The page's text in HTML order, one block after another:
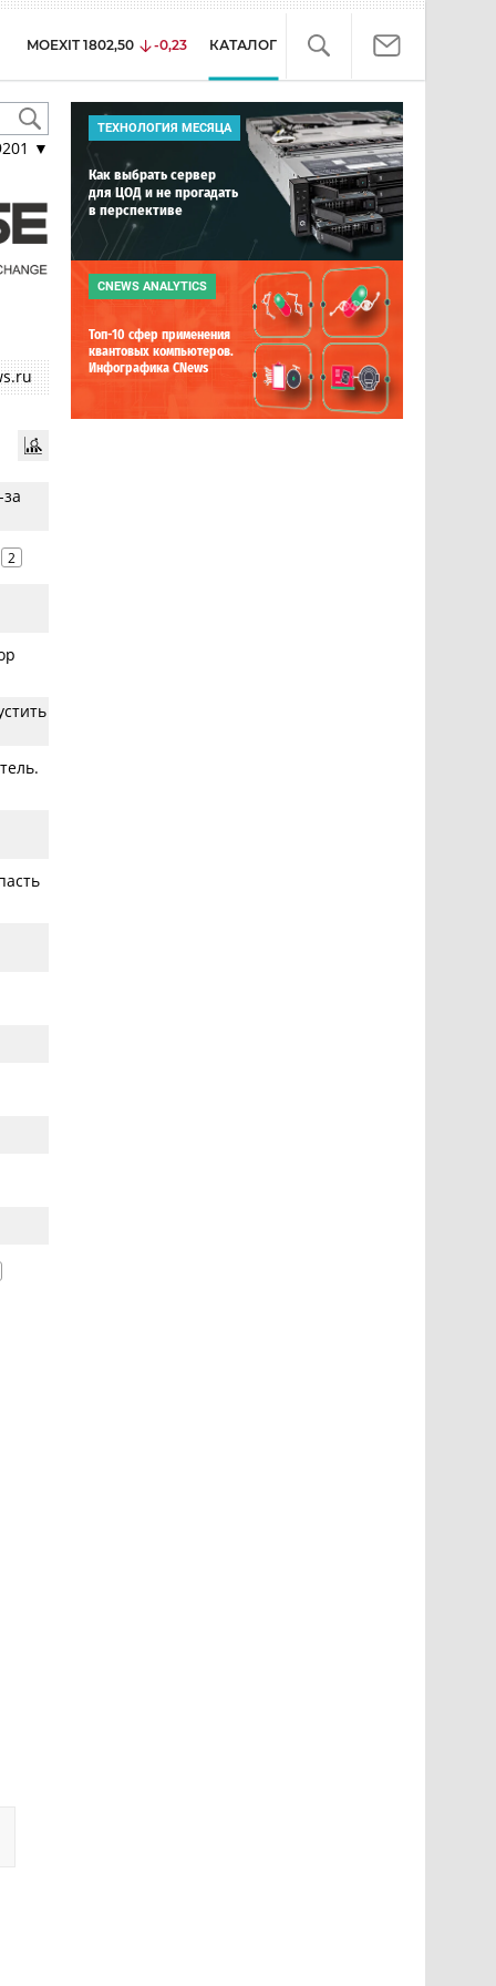
MOEXIT 1802,50 -0,23 КАТАЛОГ
▼
2
ТЕХНОЛОГИЯ МЕСЯЦА
Как выбрать сервер
для ЦОД и не прогадать
в перспективе
CNEWS ANALYTICS
Топ-10 сфер применения
квантовых компьютеров.
Инфографика CNews